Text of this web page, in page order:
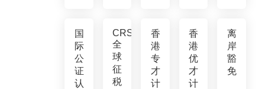
国
际
公
证
认
CRS
全
球
征
税
香
港
专
才
计
香
港
优
才
计
离
岸
豁
免